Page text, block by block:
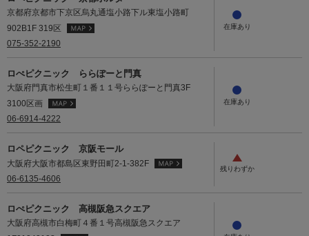
京都府京都市下京区烏丸通塩小路下ル東塩小路町
902B1F 319区
075-352-2190
ロぺピクニック ららぽーと門真
大阪府門真市松生町１番１１号ららぽーと門真3F
3100区画
06-6914-4222
ロペピクニック 京阪モール
大阪府大阪市都島区東野田町2-1-382F
06-6135-4606
ロぺピクニック 高槻阪急スクエア
大阪府高槻市白梅町４番１号高槻阪急スクエア